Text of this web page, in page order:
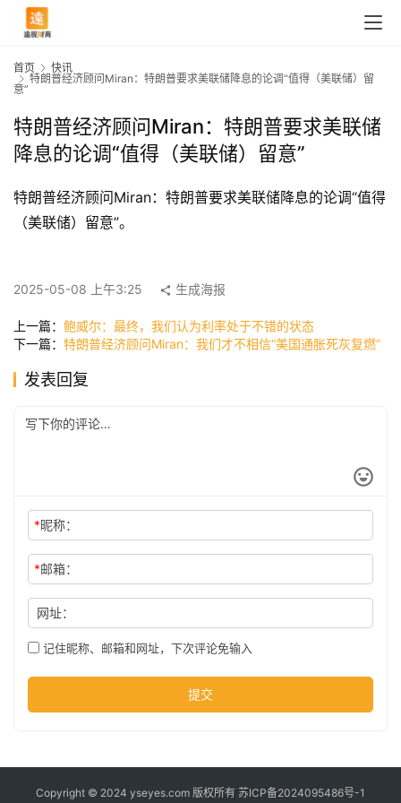
快
公
尚
技
首页
快讯
特朗普经济顾问Miran：特朗普要求美联储降息的论调“值得（美联储）留
意”
特朗普经济顾问Miran：特朗普要求美联储
降息的论调“值得（美联储）留意”
特朗普经济顾问Miran：特朗普要求美联储降息的论调“值得
（美联储）留意”。
2025-05-08 上午3:25 生成海报
上一篇： 鲍威尔：最终，我们认为利率处于不错的状态
下一篇： 特朗普经济顾问Miran：我们才不相信“美国通胀死灰复燃”
发表回复
*昵称：
*邮箱：
网址：
记住昵称、邮箱和网址，下次评论免输入
提交
Copyright © 2024 yseyes.com 版权所有 苏ICP备2024095486号-1